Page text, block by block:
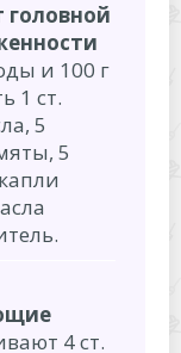
и 100 г
1 ст.
5
5
4 ст.